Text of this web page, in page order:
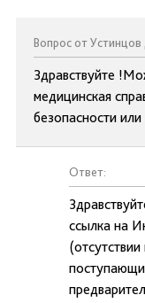
Вопрос от
Здравствуйте
медицинская
безопасности
Ответ:
ссылка на